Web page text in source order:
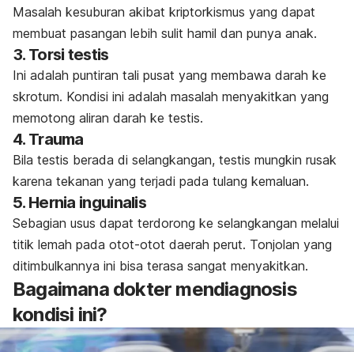
Masalah kesuburan akibat kriptorkismus yang dapat
membuat pasangan lebih sulit hamil dan punya anak.
3. Torsi testis
Ini adalah puntiran tali pusat yang membawa darah ke
skrotum. Kondisi ini adalah masalah menyakitkan yang
memotong aliran darah ke testis.
4. Trauma
Bila testis berada di selangkangan, testis mungkin rusak
karena tekanan yang terjadi pada tulang kemaluan.
5. Hernia inguinalis
Sebagian usus dapat terdorong ke selangkangan melalui
titik lemah pada otot-otot daerah perut. Tonjolan yang
ditimbulkannya ini bisa terasa sangat menyakitkan.
Bagaimana dokter mendiagnosis
kondisi ini?